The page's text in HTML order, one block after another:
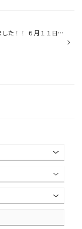
皆様お待たせいたしました！！ ６月１１日（土）・１２日（日）の２日間 サマーバーゲンを開催いたします！！ ―――――― 地デジの準備はお済ですか！？ ―――――― 地デジ相談会＆即売会を開催！！ ２日間限定大特価にてご提供いたします（＾＾）/ ―――――― デモカー来店！！同乗試乗ＯＫ！！ ―――――― ロ...